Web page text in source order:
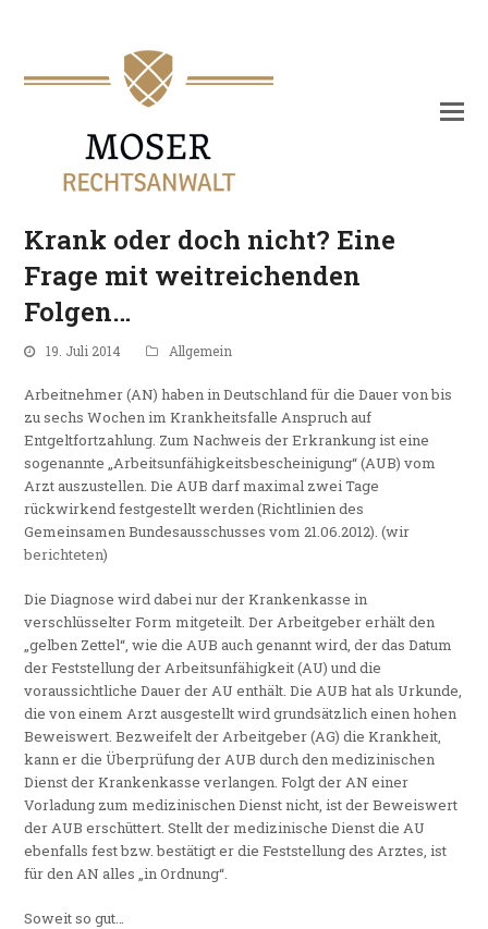
Krank oder doch nicht? Eine
Frage mit weitreichenden
Folgen…
19. Juli 2014 Allgemein
Arbeitnehmer (AN) haben in Deutschland für die Dauer von bis
zu sechs Wochen im Krankheitsfalle Anspruch auf
Entgeltfortzahlung. Zum Nachweis der Erkrankung ist eine
sogenannte „Arbeitsunfähigkeitsbescheinigung“ (AUB) vom
Arzt auszustellen. Die AUB darf maximal zwei Tage
rückwirkend festgestellt werden (Richtlinien des
Gemeinsamen Bundesausschusses vom 21.06.2012). (wir
berichteten)
Die Diagnose wird dabei nur der Krankenkasse in
verschlüsselter Form mitgeteilt. Der Arbeitgeber erhält den
„gelben Zettel“, wie die AUB auch genannt wird, der das Datum
der Feststellung der Arbeitsunfähigkeit (AU) und die
voraussichtliche Dauer der AU enthält. Die AUB hat als Urkunde,
die von einem Arzt ausgestellt wird grundsätzlich einen hohen
Beweiswert. Bezweifelt der Arbeitgeber (AG) die Krankheit,
kann er die Überprüfung der AUB durch den medizinischen
Dienst der Krankenkasse verlangen. Folgt der AN einer
Vorladung zum medizinischen Dienst nicht, ist der Beweiswert
der AUB erschüttert. Stellt der medizinische Dienst die AU
ebenfalls fest bzw. bestätigt er die Feststellung des Arztes, ist
für den AN alles „in Ordnung“.
Soweit so gut…